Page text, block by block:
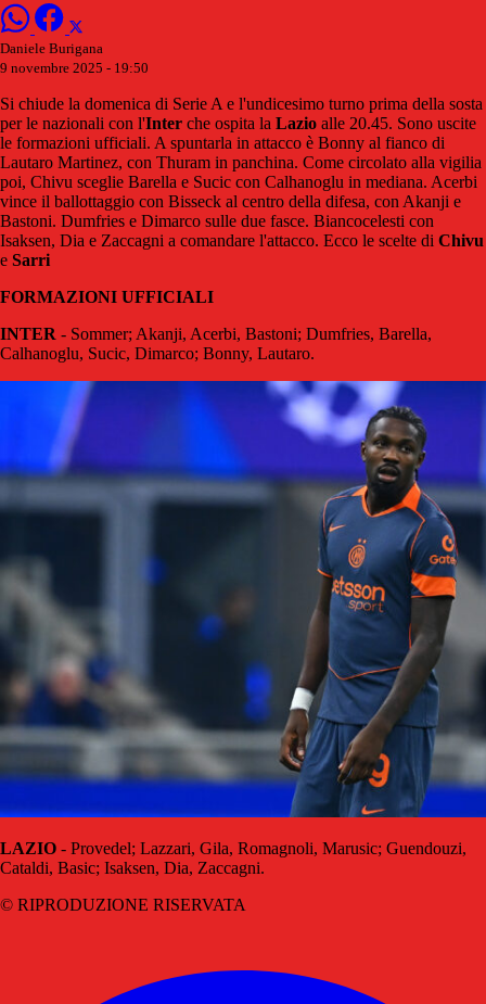
Daniele Burigana
9 novembre 2025 - 19:50
Si chiude la domenica di Serie A e l'undicesimo turno prima della sosta
per le nazionali con l'Inter che ospita la Lazio alle 20.45. Sono uscite
le formazioni ufficiali. A spuntarla in attacco è Bonny al fianco di
Lautaro Martinez, con Thuram in panchina. Come circolato alla vigilia
poi, Chivu sceglie Barella e Sucic con Calhanoglu in mediana. Acerbi
vince il ballottaggio con Bisseck al centro della difesa, con Akanji e
Bastoni. Dumfries e Dimarco sulle due fasce. Biancocelesti con
Isaksen, Dia e Zaccagni a comandare l'attacco. Ecco le scelte di Chivu
e Sarri
FORMAZIONI UFFICIALI
INTER - Sommer; Akanji, Acerbi, Bastoni; Dumfries, Barella,
Calhanoglu, Sucic, Dimarco; Bonny, Lautaro.
LAZIO - Provedel; Lazzari, Gila, Romagnoli, Marusic; Guendouzi,
Cataldi, Basic; Isaksen, Dia, Zaccagni.
© RIPRODUZIONE RISERVATA